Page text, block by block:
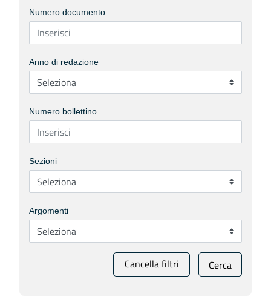
Numero documento
Anno di redazione
Numero bollettino
Sezioni
Argomenti
Cancella filtri Cerca